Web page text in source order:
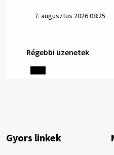
7. augusztus 2026 08:25
Helyi közlemények:
1/ AZ IVÓVÍZ NEM
Régebbi üzenetek
Gyors linkek